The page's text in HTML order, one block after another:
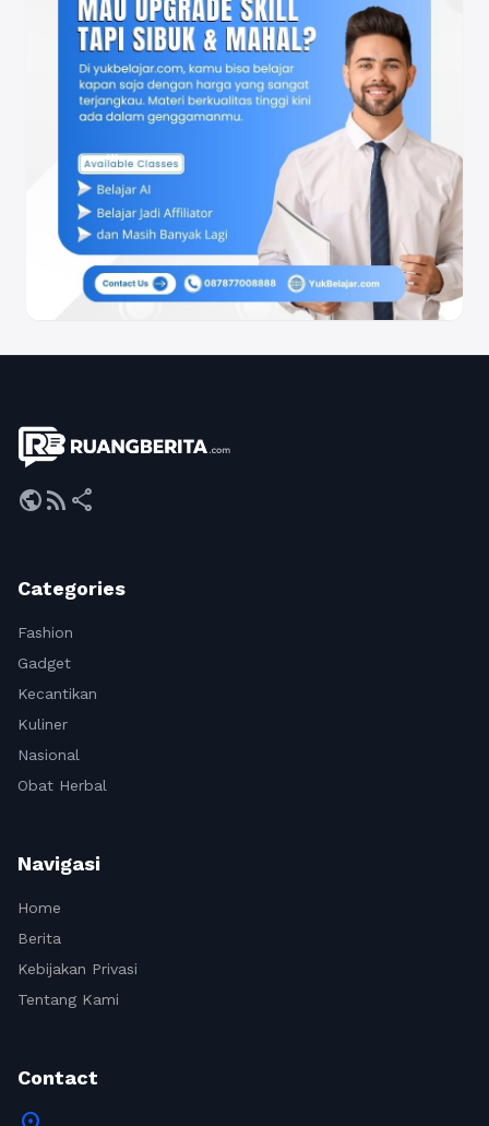
publicrss_feed share
Categories
Fashion
Gadget
Kecantikan
Kuliner
Nasional
Obat Herbal
Navigasi
Home
Berita
Kebijakan Privasi
Tentang Kami
Contact